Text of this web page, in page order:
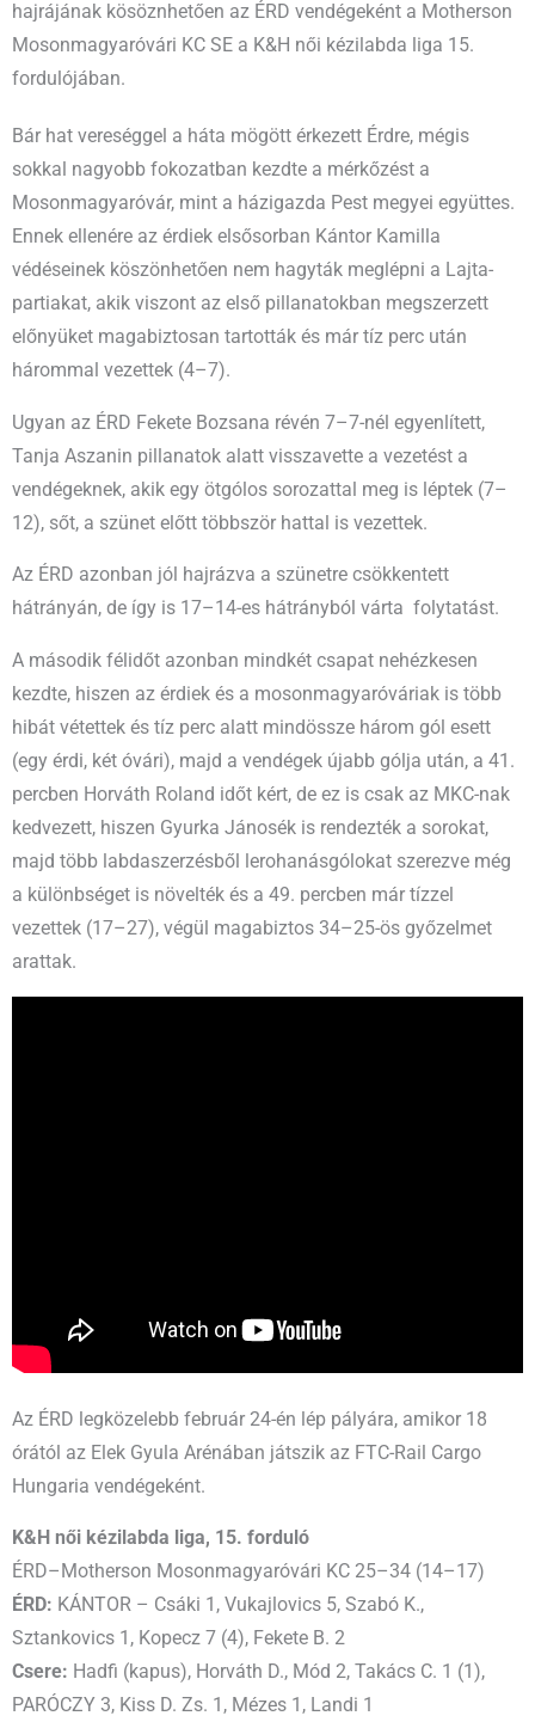
hajrájának kösöznhetően az ÉRD vendégeként a Motherson
Mosonmagyaróvári KC SE a K&H női kézilabda liga 15.
fordulójában.
Bár hat vereséggel a háta mögött érkezett Érdre, mégis
sokkal nagyobb fokozatban kezdte a mérkőzést a
Mosonmagyaróvár, mint a házigazda Pest megyei együttes.
Ennek ellenére az érdiek elsősorban Kántor Kamilla
védéseinek köszönhetően nem hagyták meglépni a Lajta-
partiakat, akik viszont az első pillanatokban megszerzett
előnyüket magabiztosan tartották és már tíz perc után
hárommal vezettek (4–7).
Ugyan az ÉRD Fekete Bozsana révén 7–7-nél egyenlített,
Tanja Aszanin pillanatok alatt visszavette a vezetést a
vendégeknek, akik egy ötgólos sorozattal meg is léptek (7–
12), sőt, a szünet előtt többször hattal is vezettek.
Az ÉRD azonban jól hajrázva a szünetre csökkentett
hátrányán, de így is 17–14-es hátrányból várta folytatást.
A második félidőt azonban mindkét csapat nehézkesen
kezdte, hiszen az érdiek és a mosonmagyaróváriak is több
hibát vétettek és tíz perc alatt mindössze három gól esett
(egy érdi, két óvári), majd a vendégek újabb gólja után, a 41.
percben Horváth Roland időt kért, de ez is csak az MKC-nak
kedvezett, hiszen Gyurka Jánosék is rendezték a sorokat,
majd több labdaszerzésből lerohanásgólokat szerezve még
a különbséget is növelték és a 49. percben már tízzel
vezettek (17–27), végül magabiztos 34–25-ös győzelmet
arattak.
Az ÉRD legközelebb február 24-én lép pályára, amikor 18
órától az Elek Gyula Arénában játszik az FTC-Rail Cargo
Hungaria vendégeként.
K&H női kézilabda liga, 15. forduló
ÉRD–Motherson Mosonmagyaróvári KC 25–34 (14–17)
ÉRD: KÁNTOR – Csáki 1, Vukajlovics 5, Szabó K.,
Sztankovics 1, Kopecz 7 (4), Fekete B. 2
Csere: Hadfi (kapus), Horváth D., Mód 2, Takács C. 1 (1),
PARÓCZY 3, Kiss D. Zs. 1, Mézes 1, Landi 1